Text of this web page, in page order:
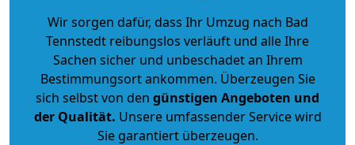
Wir sorgen dafür, dass Ihr Umzug nach Bad
Tennstedt reibungslos verläuft und alle Ihre
Sachen sicher und unbeschadet an Ihrem
Bestimmungsort ankommen. Überzeugen Sie
sich selbst von den günstigen Angeboten und
der Qualität. Unsere umfassender Service wird
Sie garantiert überzeugen.